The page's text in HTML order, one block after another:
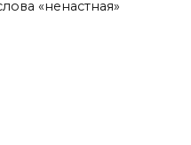
«ненастная»